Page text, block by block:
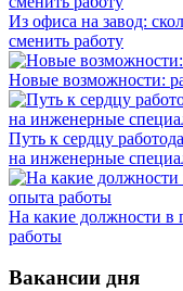
Из офиса на завод:
сменить работу
Новые возможности:
Путь к сердцу
на инженерные
На какие должности в
работы
Вакансии дня